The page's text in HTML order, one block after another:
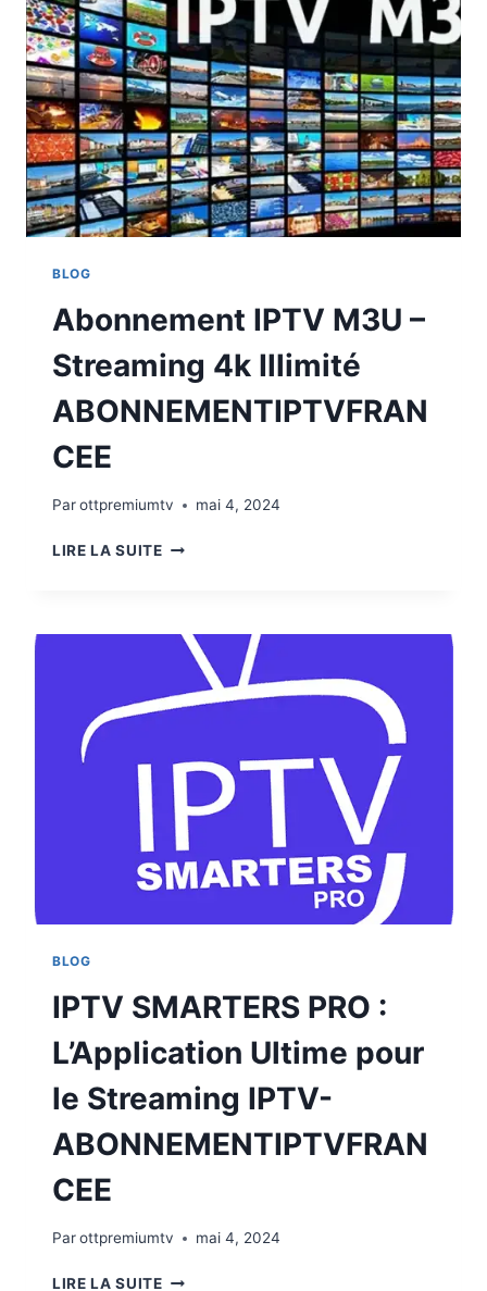
BLOG
Abonnement IPTV M3U –
Streaming 4k Illimité
ABONNEMENTIPTVFRAN
CEE
Parottpremiumtv mai 4, 2024
LIRE LA SUITE
BLOG
IPTV SMARTERS PRO :
L’Application Ultime pour
le Streaming IPTV-
ABONNEMENTIPTVFRAN
CEE
Parottpremiumtv mai 4, 2024
LIRE LA SUITE